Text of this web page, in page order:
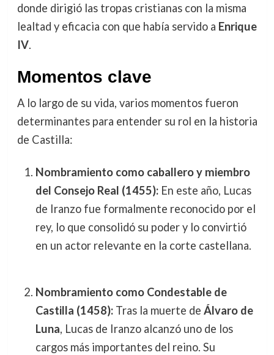
donde dirigió las tropas cristianas con la misma
lealtad y eficacia con que había servido a Enrique
IV.
Momentos clave
A lo largo de su vida, varios momentos fueron
determinantes para entender su rol en la historia
de Castilla:
Nombramiento como caballero y miembro
del Consejo Real (1455):En este año, Lucas
de Iranzo fue formalmente reconocido por el
rey, lo que consolidó su poder y lo convirtió
en un actor relevante en la corte castellana.
Nombramiento como Condestable de
Castilla (1458):Tras la muerte de Álvaro de
Luna, Lucas de Iranzo alcanzó uno de los
cargos más importantes del reino. Su